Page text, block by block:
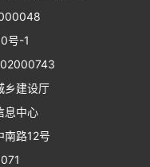
号-1
乡建设厅
息中心
南路12号